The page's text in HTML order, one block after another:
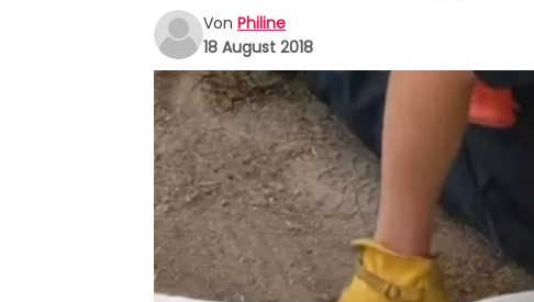
Von Philine
18 August 2018